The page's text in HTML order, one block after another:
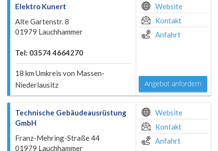
Elektro Kunert
Alte Gartenstr. 8
01979 Lauchhammer
Tel: 03574 4664270
18 km Umkreis von Massen-
Niederlausitz
Website
Kontakt
Anfahrt
Angebot anfordern
Technische Gebäudeausrüstung
GmbH
Franz-Mehring-Straße 44
01979 Lauchhammer
Website
Kontakt
Anfahrt